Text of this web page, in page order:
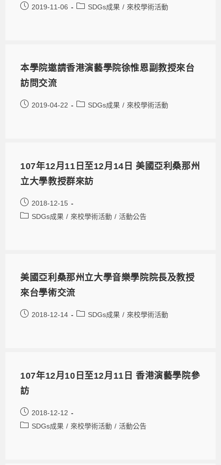
2019-11-06 SDGs成果 / 來校學術活動
本學院邀請香港演藝學院徐惟恩副教授來台
訪問交流
2019-04-22 SDGs成果 / 來校學術活動
107年12月11日至12月14日 美國亞利桑那州
立大學教授群來訪
2018-12-15
SDGs成果 / 來校學術活動 / 活動公告
美國亞利桑那州立大學音樂學院院長及教授
來台學術交流
2018-12-14 SDGs成果 / 來校學術活動
107年12月10日至12月11日 香港演藝學院參
訪
2018-12-12
SDGs成果 / 來校學術活動 / 活動公告